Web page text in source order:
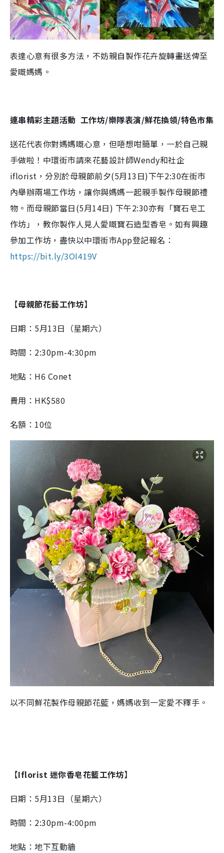
表達心意有很多方法，不妨親自製作花卉旋轉畫送俾至
愛嘅媽媽。
連串精彩主題活動 工作坊/樂隊表演/鮮花換領/特色市集
送花代表你對媽媽嘅心意，但唔想咁簡單，一於自己親
手做啦！中環街市請來花藝設計師Wendy和社企
iflorist，分別於母親節前夕(5月13日)下午2:30在街市
內舉辦兩場工作坊，讓你與媽媽一起親手製作母親節禮
物。而母親節當日(5月14日) 下午2:30亦有「寶石皂工
作坊」，教你製作人見人愛嘅寶石造型香皂。如有興趣
參加工作坊，盡快以中環街市App登記報名：
https://bit.ly/3OI419V
【母親節花藝工作坊】
日期：5月13日（星期六）
時間：2:30pm-4:30pm
地點：H6 Conet
費用：HK$580
名額：10位
以不同鮮花製作母親節花籃，媽媽收到一定愛不釋手。
【Iflorist 迷你香皂花籃工作坊】
日期：5月13日（星期六）
時間：2:30pm-4:00pm
地點：地下互動牆